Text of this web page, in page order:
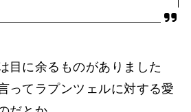
目に余るものがありました
ってラプンツェルに対する愛